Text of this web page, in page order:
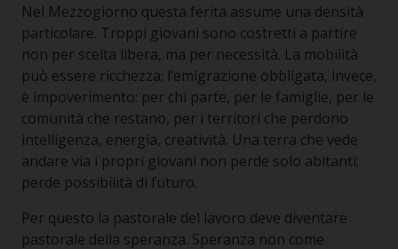
Nel Mezzogiorno questa ferita assume una densità
particolare. Troppi giovani sono costretti a partire
non per scelta libera, ma per necessità. La mobilità
può essere ricchezza; l’emigrazione obbligata, invece,
è impoverimento: per chi parte, per le famiglie, per le
comunità che restano, per i territori che perdono
intelligenza, energia, creatività. Una terra che vede
andare via i propri giovani non perde solo abitanti;
perde possibilità di futuro.
Per questo la pastorale del lavoro deve diventare
pastorale della speranza. Speranza non come